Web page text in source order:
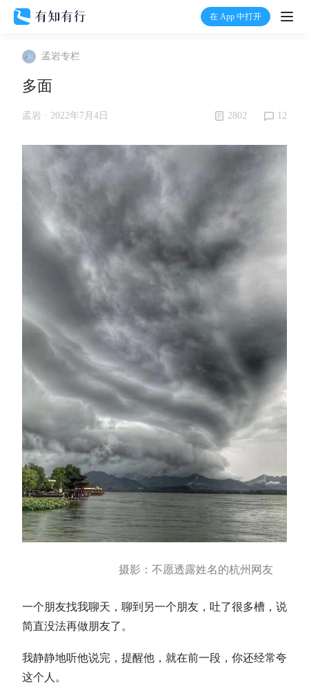
在 App 中打开
打
有行
加入我们
孟岩专栏
多面
孟岩 · 2022年7月4日 2802 12
摄影：不愿透露姓名的杭州网友
一个朋友找我聊天，聊到另一个朋友，吐了很多槽，说
简直没法再做朋友了。
我静静地听他说完，提醒他，就在前一段，你还经常夸
这个人。